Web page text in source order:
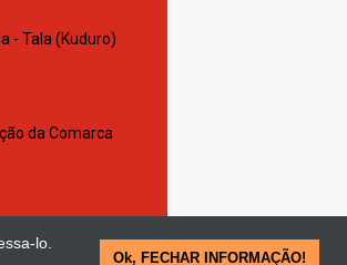
lo.
Ok, FECHAR INFORMAÇÃO!
- Tala (Kuduro)
da Comarca